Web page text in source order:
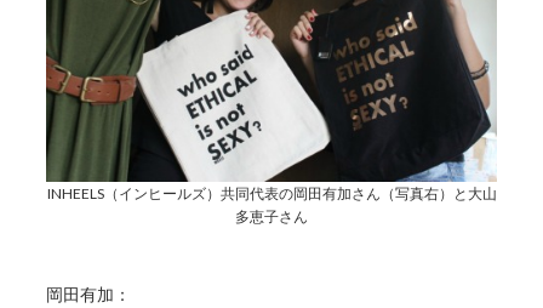
INHEELS（インヒールズ）共同代表の岡田有加さん（写真右）と大山
多恵子さん
岡田有加：